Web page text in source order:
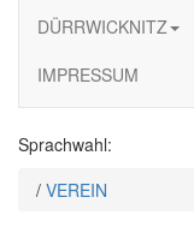
DÜRRWICKNITZ
IMPRESSUM
Sprachwahl:
/ VEREIN